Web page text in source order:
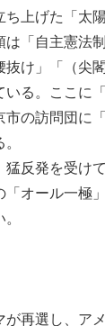
上げた「太
「自主憲法
け」「（尖
る。ここに
の訪問団に
反発を受け
オール一極
再選し、ア